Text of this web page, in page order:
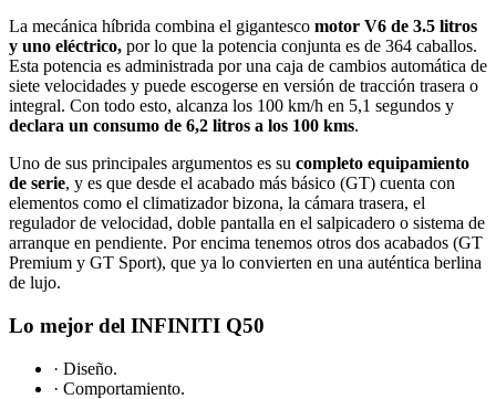
La mecánica híbrida combina el gigantesco motor V6 de 3.5 litros
y uno eléctrico, por lo que la potencia conjunta es de 364 caballos.
Esta potencia es administrada por una caja de cambios automática de
siete velocidades y puede escogerse en versión de tracción trasera o
integral. Con todo esto, alcanza los 100 km/h en 5,1 segundos y
declara un consumo de 6,2 litros a los 100 kms.
Uno de sus principales argumentos es su completo equipamiento
de serie, y es que desde el acabado más básico (GT) cuenta con
elementos como el climatizador bizona, la cámara trasera, el
regulador de velocidad, doble pantalla en el salpicadero o sistema de
arranque en pendiente. Por encima tenemos otros dos acabados (GT
Premium y GT Sport), que ya lo convierten en una auténtica berlina
de lujo.
Lo mejor del INFINITI Q50
· Diseño.
· Comportamiento.